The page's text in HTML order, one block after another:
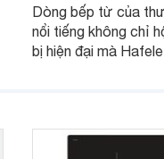
Dòng bếp từ của
nổi tiếng không chỉ
bị hiện đại mà
gia đình.